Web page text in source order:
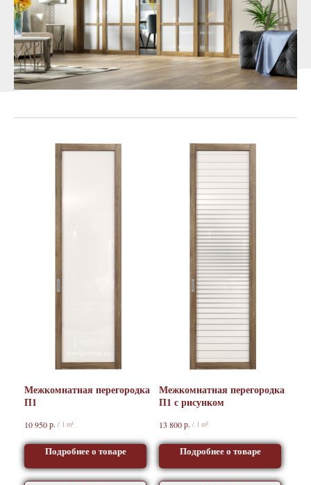
Межкомнатная перегородка
П1
10 950р. / 1 m²
Подробнее о товаре
Межкомнатная перегородка
П1 с рисунком
13 800р. / 1 m²
Подробнее о товаре